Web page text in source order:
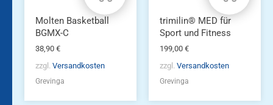
Molten Basketball
BGMX-C
38,90 €
zzgl. Versandkosten
Grevinga
trimilin® MED für
Sport und Fitness
199,00 €
zzgl. Versandkosten
Grevinga